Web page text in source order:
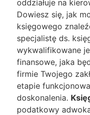
oddziałuje na
Dowiesz się, jak
księgowego
specjalistę ds.
wykwalifikowane
finansowe, jaka
firmie Twojego
etapie
doskonalenia.
podatkowy